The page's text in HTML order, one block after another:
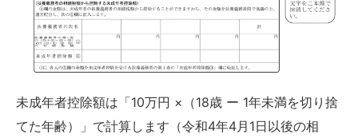
未成年者控除額は「10万円 ×（18歳 ー 1年未満を切り捨
てた年齢）」で計算します（令和4年4月1日以後の相